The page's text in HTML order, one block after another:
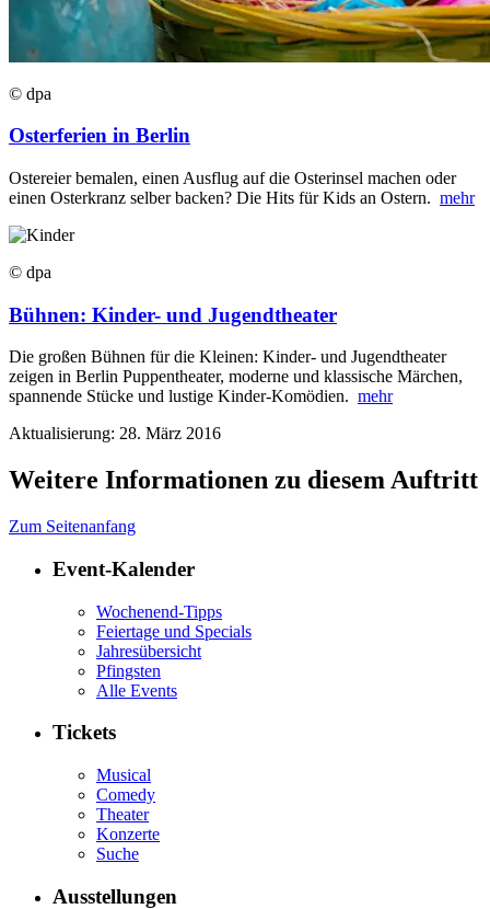
© dpa
Osterferien in Berlin
Ostereier bemalen, einen Ausflug auf die Osterinsel machen oder
einen Osterkranz selber backen? Die Hits für Kids an Ostern. mehr
© dpa
Bühnen: Kinder- und Jugendtheater
Die großen Bühnen für die Kleinen: Kinder- und Jugendtheater
zeigen in Berlin Puppentheater, moderne und klassische Märchen,
spannende Stücke und lustige Kinder-Komödien. mehr
Aktualisierung: 28. März 2016
Weitere Informationen zu diesem Auftritt
Zum Seitenanfang
Event-Kalender
Wochenend-Tipps
Feiertage und Specials
Jahresübersicht
Pfingsten
Alle Events
Tickets
Musical
Comedy
Theater
Konzerte
Suche
Ausstellungen